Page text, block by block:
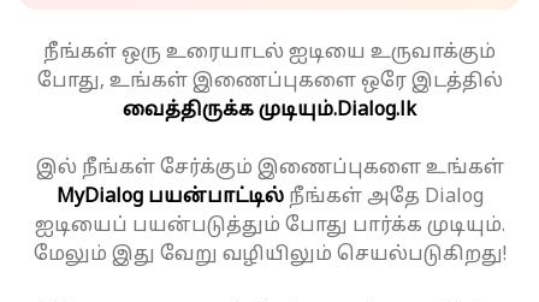
நீங்கள் ஒரு உரையாடல் ஐடியை உருவாக்கும்
போது, உங்கள் இணைப்புகளை ஒரே இடத்தில்
வைத்திருக்க முடியும்.Dialog.lk
இல் நீங்கள் சேர்க்கும் இணைப்புகளை உங்கள்
MyDialog பயன்பாட்டில்நீங்கள் அதே Dialog
ஐடியைப் பயன்படுத்தும் போது பார்க்க முடியும்.
மேலும் இது வேறு வழியிலும் செயல்படுகிறது!